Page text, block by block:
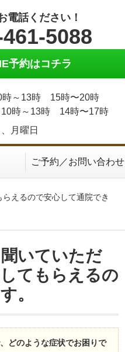
電話ください！
5088
予約はコチラ
時～13時 15時〜20時
10時～13時 14時〜17時
月曜日
ご予約／お問い合わせ
えるので安心して通院でき
いていただ
てもらえるの
。
どのような症状でお困りで